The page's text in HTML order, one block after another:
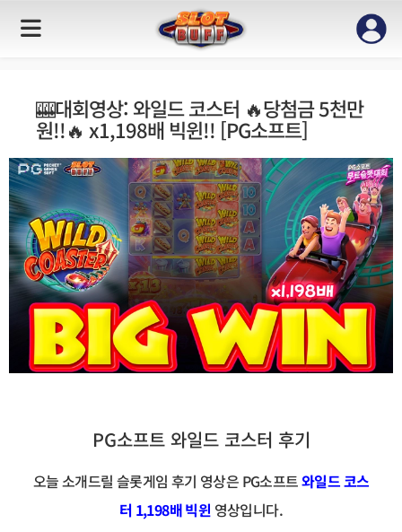
🎰대회영상: 와일드 코스터 🔥당첨금 5천만
원!!🔥 x1,198배 빅윈!! [PG소프트]
PG소프트 와일드 코스터 후기
오늘 소개드릴 슬롯게임 후기 영상은 PG소프트와일드 코스
터 1,198배 빅윈 영상입니다.